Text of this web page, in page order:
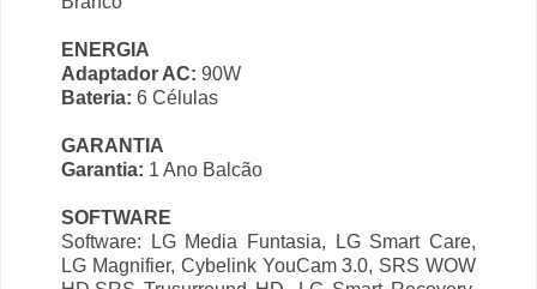
ENERGIA
Adaptador AC: 90W
Bateria: 6 Células
GARANTIA
Garantia: 1 Ano Balcão
SOFTWARE
Software: LG Media Funtasia, LG Smart Care,
LG Magnifier, Cybelink YouCam 3.0, SRS WOW